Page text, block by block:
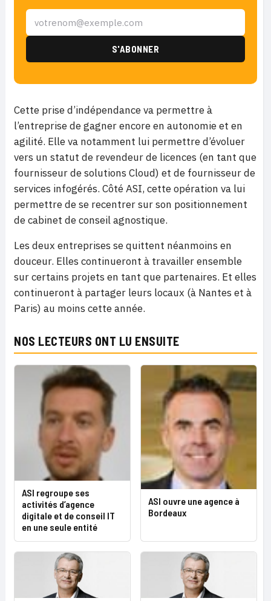
Cette prise d’indépendance va permettre à
l’entreprise de gagner encore en autonomie et en
agilité. Elle va notamment lui permettre d’évoluer
vers un statut de revendeur de licences (en tant que
fournisseur de solutions Cloud) et de fournisseur de
services infogérés. Côté ASI, cette opération va lui
permettre de se recentrer sur son positionnement
de cabinet de conseil agnostique.
Les deux entreprises se quittent néanmoins en
douceur. Elles continueront à travailler ensemble
sur certains projets en tant que partenaires. Et elles
continueront à partager leurs locaux (à Nantes et à
Paris) au moins cette année.
NOS LECTEURS ONT LU ENSUITE
ASI regroupe ses
activités d’agence
digitale et de conseil IT
en une seule entité
ASI ouvre une agence à
Bordeaux